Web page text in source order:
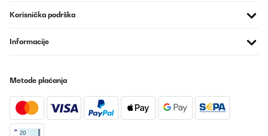
an ; seltenst eine so gute Anleitung zum Aufbau des Pavillons
gesehen / gelesen; absolut 1 A. Auch jedes Teil des Pavillons ist
mehr schief gehen kann. Die Qualität ist mega klasse und nach 1
Stunde stand der Pavillon. Er ist quasi Höhenverstellbar ; einfach
Amazon-Benutzer
Prevedi
Korisnička podrška
Informacije
Metode plaćanja